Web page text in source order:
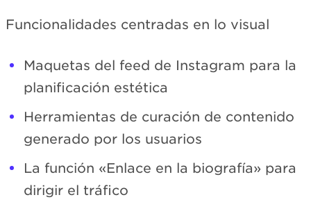
Funcionalidades centradas en lo visual
Maquetas del feed de Instagram para la
planificación estética
Herramientas de curación de contenido
generado por los usuarios
La función «Enlace en la biografía» para
dirigir el tráfico